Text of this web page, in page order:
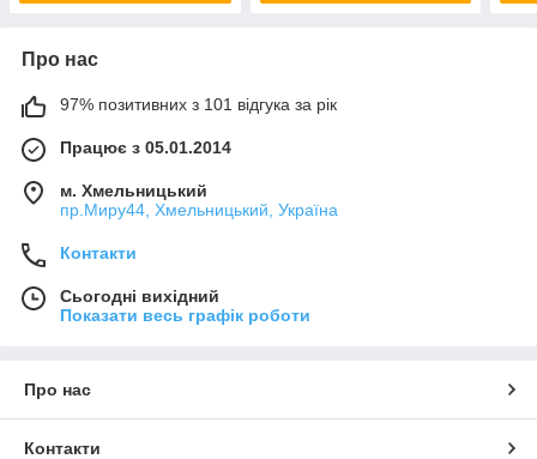
Про нас
97% позитивних з 101 відгука за рік
Працює з 05.01.2014
м. Хмельницький
пр.Миру44, Хмельницький, Україна
Контакти
Сьогодні вихідний
Показати весь графік роботи
Про нас
Контакти